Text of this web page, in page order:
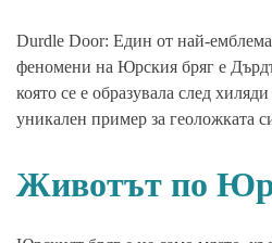
Durdle Door: Един от най-
феномени на Юрския бряг е
която се е образувала след
уникален пример за геоложката
Животът по